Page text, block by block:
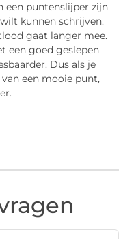
een puntenslijper zijn
kunnen schrijven.
gaat langer mee.
een goed geslepen
Dus als je
een mooie punt,